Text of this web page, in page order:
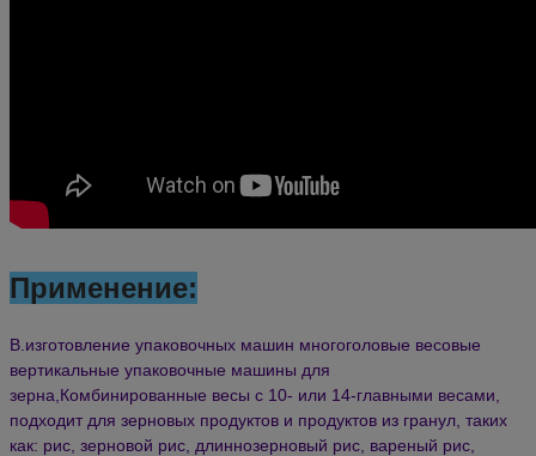
Применение:
В. изготовление упаковочных машин многоголовые весовые
вертикальные упаковочные машины для
зерна, Комбинированные весы с 10- или 14-главными весами
подходит для зерновых продуктов и продуктов из гранул, таких
как: рис, зерновой рис, длиннозерновый рис, вареный рис,